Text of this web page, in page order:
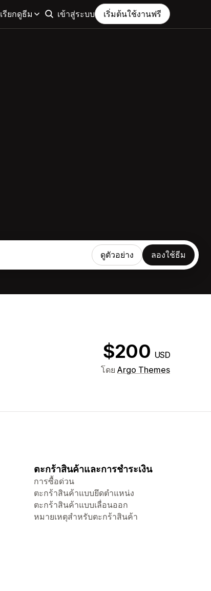
เรียกดูธีม เข้าสู่ระบบ เริ่มต้นใช้งานฟรี
ดูตัวอย่าง ลองใช้ธีม
$200 USD
โดย Argo Themes
ตะกร้าสินค้าและการชำระเงิน
การซื้อด่วน
ตะกร้าสินค้าแบบยึดตำแหน่ง
ตะกร้าสินค้าแบบเลื่อนออก
หมายเหตุสำหรับตะกร้าสินค้า